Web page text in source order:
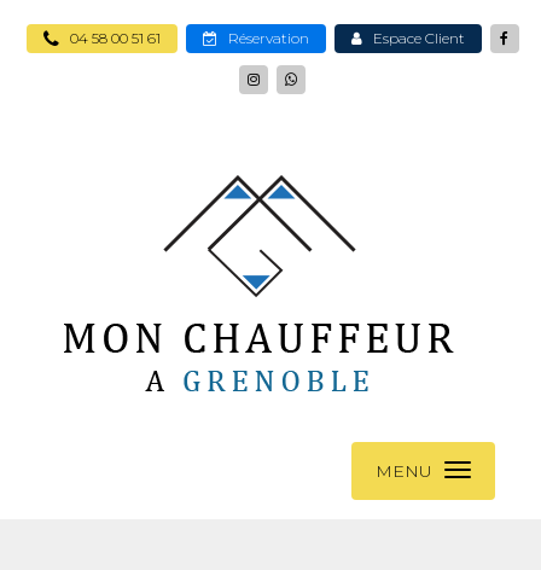
MENU
04 58 00 51 61 Réservation Espace Client